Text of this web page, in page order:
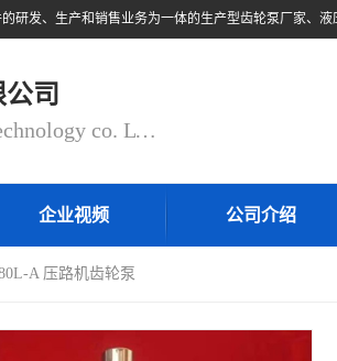
司
QIANRUIFENG fluid control technology co. LTD
企业视频 公司介绍
A 压路机齿轮泵